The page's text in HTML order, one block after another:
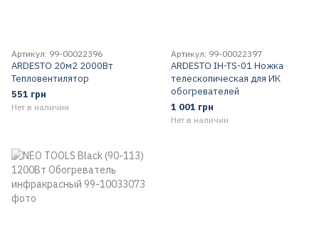
Артикул: 99-00022396
ARDESTO 20м2 2000Вт
Тепловентилятор
551 грн
Нет в наличии
Артикул: 99-00022397
ARDESTO IH-TS-01 Ножка
телескопическая для ИК
обогревателей
1 001 грн
Нет в наличии